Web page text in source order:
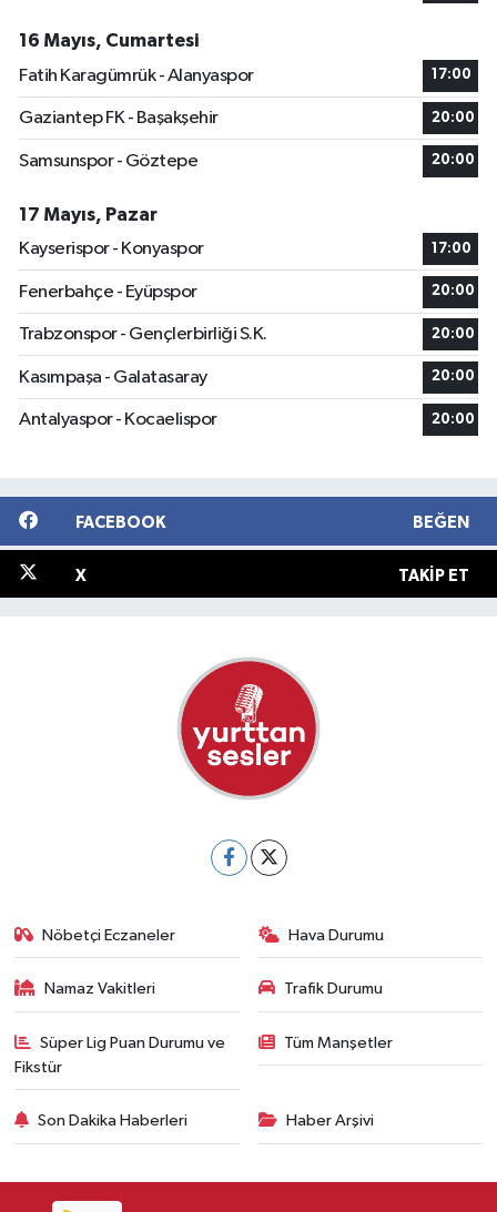
16 Mayıs, Cumartesi
Fatih Karagümrük - Alanyaspor
17:00
Gaziantep FK - Başakşehir 20:00
Samsunspor - Göztepe 20:00
17 Mayıs, Pazar
Kayserispor - Konyaspor
17:00
Fenerbahçe - Eyüpspor 20:00
Trabzonspor - Gençlerbirliği S.K. 20:00
Kasımpaşa - Galatasaray 20:00
Antalyaspor - Kocaelispor 20:00
FACEBOOK BEĞEN
X TAKIP ET
Nöbetçi Eczaneler Hava Durumu
Namaz Vakitleri Trafik Durumu
Süper Lig Puan Durumu ve
Fikstür
Tüm Manşetler
Son Dakika Haberleri Haber Arşivi